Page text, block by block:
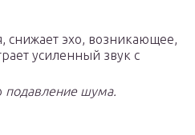
снижает эхо, возникающее,
усиленный звук с
подавление шума.